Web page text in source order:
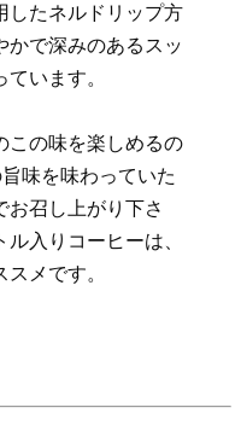
したネルドリップ方
かで深みのあるスッ
います。
この味を楽しめるの
味を味わっていた
お召し上がり下さ
入りコーヒーは、
メです。